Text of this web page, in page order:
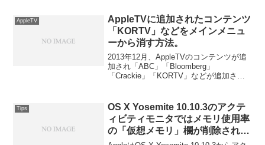
AppleTV
AppleTVに追加されたコンテンツ
「KORTV」などをメインメニュ
ーから消す方法。
2013年12月、AppleTVのコンテンツが追
加され「ABC」「Bloomberg」
「Crackie」「KORTV」などが追加され
AppleTVのメインメニューに表示したく
ない！」っという人も多いようで
「AppleTVのメインメニューに表示され
ているコンテンツを隠す方法」が使われ
ているそうなので使い方をまとめまし
Tips
OS X Yosemite 10.10.3のアクテ
ィビティモニタではメモリ使用率
の「仮想メモリ」欄が削除された
もよう。